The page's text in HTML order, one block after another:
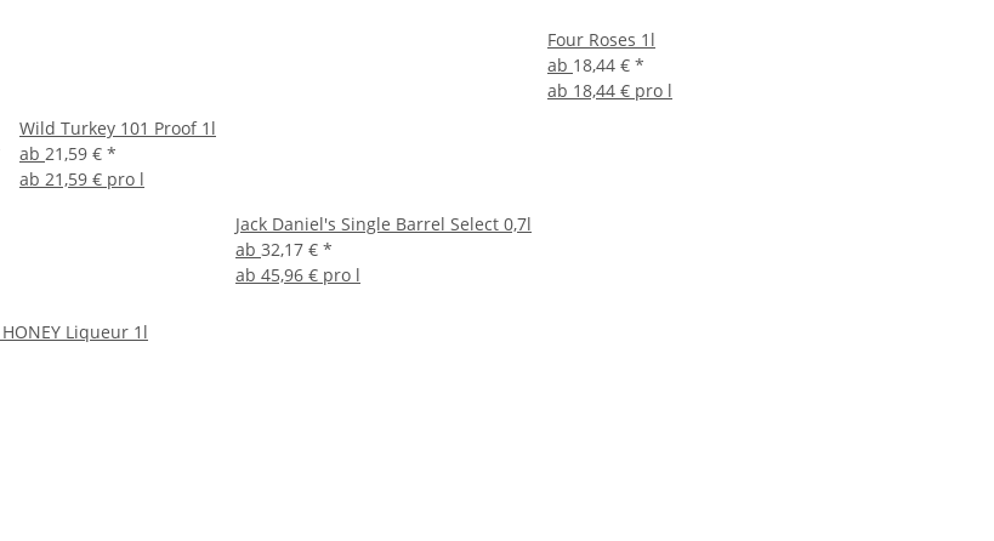
Wild Turkey 101 Proof 1l
ab 21,59 € *
ab 21,59 € pro l
Jack Daniel's Single Barrel Select 0,7l
ab 32,17 € *
ab 45,96 € pro l
Four Roses 1l
ab 18,44 € *
ab 18,44 € pro l